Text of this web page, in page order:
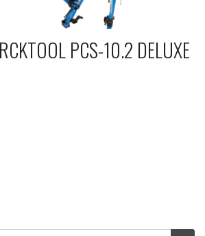
PCS-10.2 DELUXE